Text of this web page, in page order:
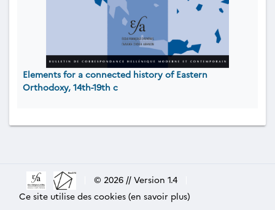
Elements for a connected history of Eastern
Orthodoxy, 14th-19th c
© 2026 // Version 1.4
Ce site utilise des cookies (en savoir plus)